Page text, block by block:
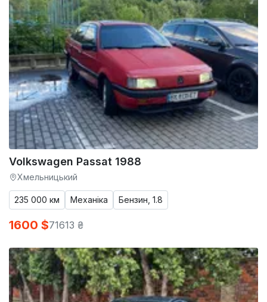
Volkswagen Passat 1988
Хмельницький
235 000 км Механіка Бензин, 1.8
1600 $71613 ₴